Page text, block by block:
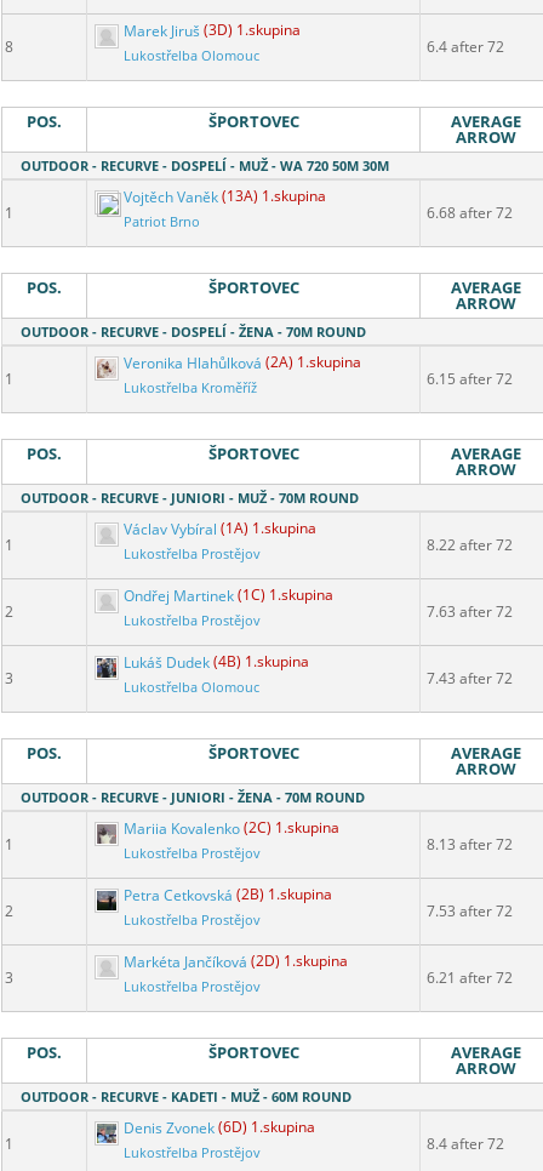
8
Marek Jiruš (3D) 1.skupina
Lukostřelba Olomouc 6.4 after 72
POS. ŠPORTOVEC AVERAGE
ARROW
OUTDOOR - RECURVE - DOSPELÍ - MUŽ - WA 720 50M 30M
1
Vojtěch Vaněk(13A) 1.skupina
Patriot Brno 6.68 after 72
POS. ŠPORTOVEC AVERAGE
ARROW
OUTDOOR - RECURVE - DOSPELÍ - ŽENA - 70M ROUND
1
Veronika Hlahůlková (2A) 1.skupina
Lukostřelba Kroměříž 6.15 after 72
POS. ŠPORTOVEC AVERAGE
ARROW
OUTDOOR - RECURVE - JUNIORI - MUŽ - 70M ROUND
1
Václav Vybíral (1A) 1.skupina
Lukostřelba Prostějov 8.22 after 72
2
Ondřej Martinek(1C) 1.skupina
Lukostřelba Prostějov 7.63 after 72
3
Lukáš Dudek(4B) 1.skupina
Lukostřelba Olomouc 7.43 after 72
POS. ŠPORTOVEC AVERAGE
ARROW
OUTDOOR - RECURVE - JUNIORI - ŽENA - 70M ROUND
1
Mariia Kovalenko(2C) 1.skupina
Lukostřelba Prostějov 8.13 after 72
2
Petra Cetkovská (2B) 1.skupina
Lukostřelba Prostějov 7.53 after 72
3
Markéta Jančíková (2D) 1.skupina
Lukostřelba Prostějov 6.21 after 72
POS. ŠPORTOVEC AVERAGE
ARROW
OUTDOOR - RECURVE - KADETI - MUŽ - 60M ROUND
1
Denis Zvonek(6D) 1.skupina
Lukostřelba Prostějov 8.4 after 72